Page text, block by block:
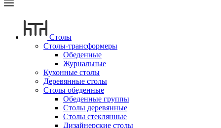
Столы
Столы-трансформеры
Обеденные
Журнальные
Кухонные столы
Деревянные столы
Столы обеденные
Обеденные группы
Столы деревянные
Столы стеклянные
Дизайнерские столы